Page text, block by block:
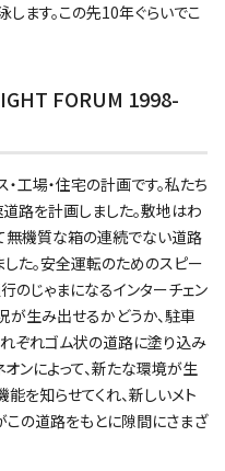
ます。この先10年ぐらいでこ
FORUM 1998-
工場・住宅の計画です。私たち
路を計画しました。敷地はわ
無機質な箱の連続でない道路
た。安全運転のためのスピー
のじゃまになるインターチェン
が生み出せるかどうか、駐車
ぞれゴム状の道路に塗り込み
オンによって、新たな環境が生
を知らせてくれ、新しいメト
この道路をもとに隙間にさまざ